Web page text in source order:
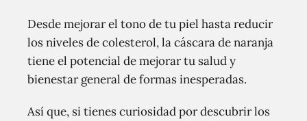
Desde mejorar el tono de tu piel hasta reducir
los niveles de colesterol, la cáscara de naranja
tiene el potencial de mejorar tu salud y
bienestar general de formas inesperadas.
Así que, si tienes curiosidad por descubrir los